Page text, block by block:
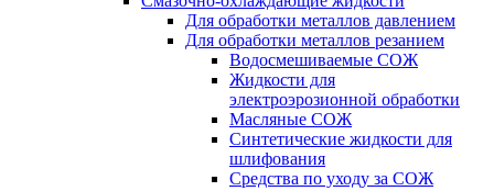
Для обработки металлов давлением
Для обработки металлов резанием
Водосмешиваемые СОЖ
Жидкости для
электроэрозионной обработки
Масляные СОЖ
Синтетические жидкости для
шлифования
Средства по уходу за СОЖ